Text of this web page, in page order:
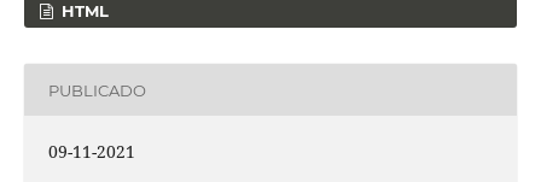
HTML
PUBLICADO
09-11-2021